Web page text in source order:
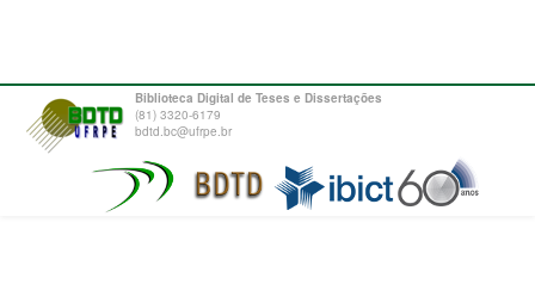
Biblioteca Digital de Teses e Dissertações
(81) 3320-6179
bdtd.bc@ufrpe.br